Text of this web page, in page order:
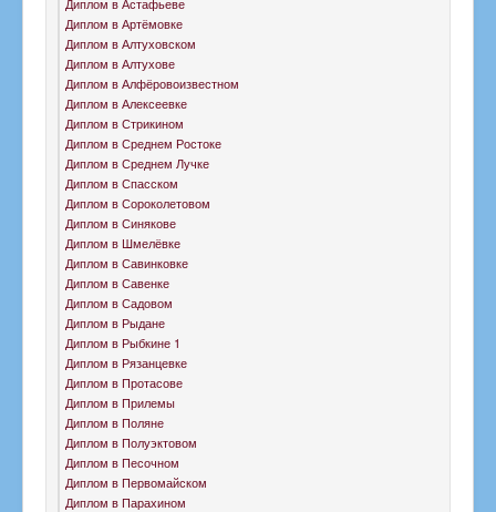
Диплом в Артёмовке
Диплом в Алтуховском
Диплом в Алтухове
Диплом в Алфёровоизвестном
Диплом в Алексеевке
Диплом в Стрикином
Диплом в Среднем Ростоке
Диплом в Среднем Лучке
Диплом в Спасском
Диплом в Сороколетовом
Диплом в Синякове
Диплом в Шмелёвке
Диплом в Савинковке
Диплом в Савенке
Диплом в Садовом
Диплом в Рыдане
Диплом в Рыбкине 1
Диплом в Рязанцевке
Диплом в Протасове
Диплом в Прилемы
Диплом в Поляне
Диплом в Полуэктовом
Диплом в Песочном
Диплом в Первомайском
Диплом в Парахином